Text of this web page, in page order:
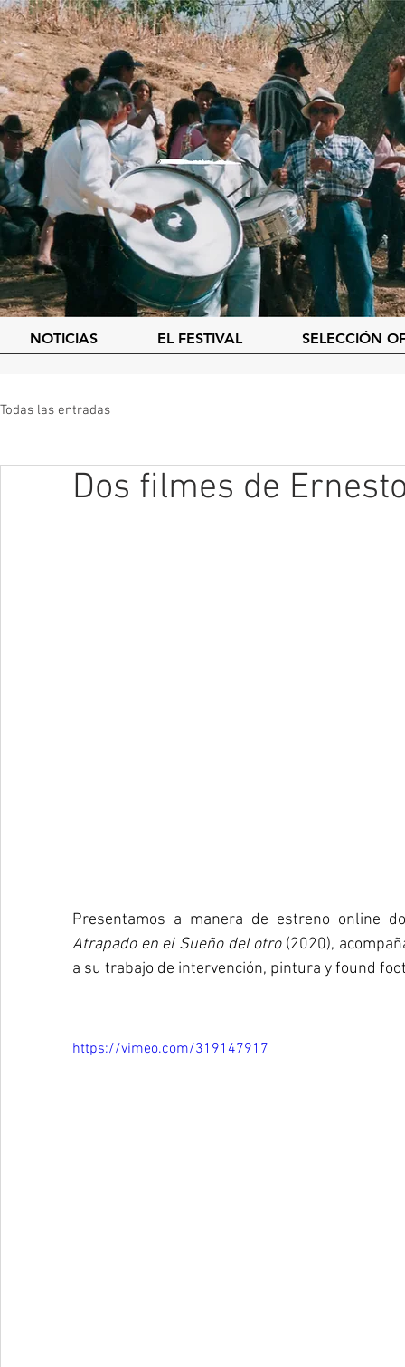
NOTICIAS EL FESTIVAL SELECCIÓN
Todas las entradas
Dos filmes de
Presentamos a manera de estreno online
Atrapado en el Sueño del otro (2020),
a su trabajo de intervención, pintura y found
https://vimeo.com/319147917